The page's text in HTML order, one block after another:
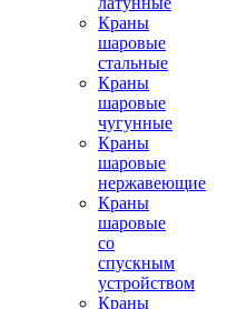
Краны
шаровые
стальные
Краны
шаровые
чугунные
Краны
шаровые
нержавеющие
Краны
шаровые
со
спускным
устройством
Краны